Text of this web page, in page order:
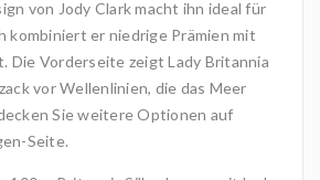
von Jody Clark macht ihn ideal für
kombiniert er niedrige Prämien mit
Die Vorderseite zeigt Lady Britannia
vor Wellenlinien, die das Meer
Sie weitere Optionen auf
Seite.